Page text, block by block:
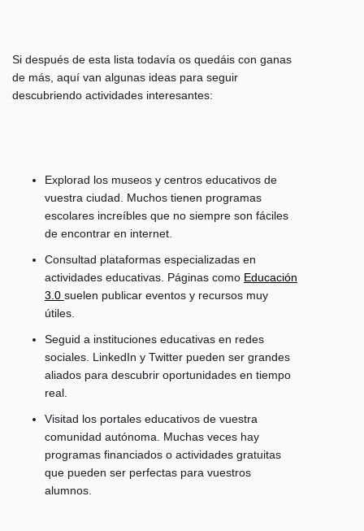
Si después de esta lista todavía os quedáis con ganas
de más, aquí van algunas ideas para seguir
descubriendo actividades interesantes:
Explorad los museos y centros educativos de
vuestra ciudad. Muchos tienen programas
escolares increíbles que no siempre son fáciles
de encontrar en internet.
Consultad plataformas especializadas en
actividades educativas. Páginas como Educación
3.0 suelen publicar eventos y recursos muy
útiles.
Seguid a instituciones educativas en redes
sociales. LinkedIn y Twitter pueden ser grandes
aliados para descubrir oportunidades en tiempo
real.
Visitad los portales educativos de vuestra
comunidad autónoma. Muchas veces hay
programas financiados o actividades gratuitas
que pueden ser perfectas para vuestros
alumnos.